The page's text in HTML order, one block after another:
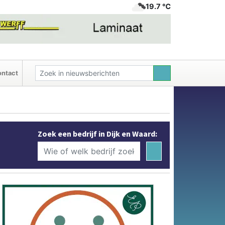
19.7 ℃
Zoek een bedrijf in Dijk en Waard: